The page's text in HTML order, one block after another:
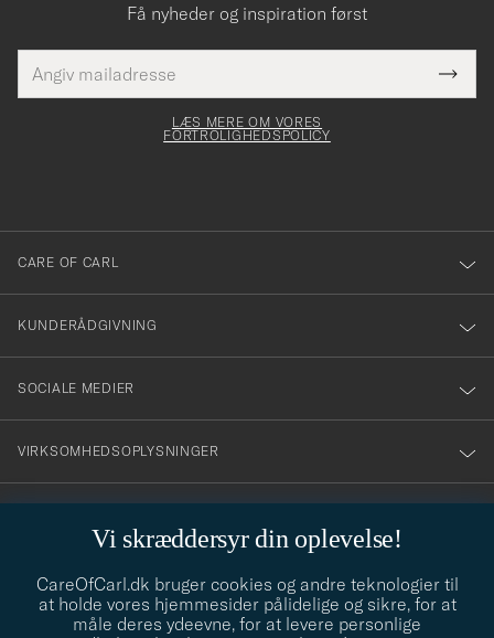
Vi skræddersyr din oplevelse!
CareOfCarl.dk bruger cookies og andre teknologier til
at holde vores hjemmesider pålidelige og sikre, for at
måle deres ydeevne, for at levere personlige
Få nyheder og inspiration først
mailadresse
skal
Tack
för
dig
till
vårt
nyhetsbrev!
LÆS MERE OM VORES
FORTROLIGHEDSPOLICY
CARE OF CARL
KUNDERÅDGIVNING
SOCIALE MEDIER
VIRKSOMHEDSOPLYSNINGER
info@careofcarl.dk
Behøver du hjælp til at finde din stil? Lad os hjælpe dig, vi hjælper
gerne til!